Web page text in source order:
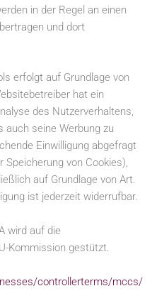
in der Regel an einen
und dort
erfolgt auf Grundlage von
hat ein
des Nutzerverhaltens,
auch seine Werbung zu
Einwilligung abgefragt
Speicherung von Cookies),
auf Grundlage von Art.
ist jederzeit widerrufbar.
wird auf die
Kommission gestützt.
controllerterms/mccs/